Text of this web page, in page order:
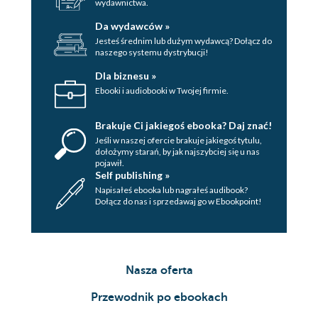
31 stycznia. Godzina 11.49 Wpis 39
1 lutego. Godzina 21.00 Wpis 41
2 lutego. Godzina 19.54 Wpis 42
3 lutego. Godzina 17.07 Wpis 43
6 lutego. Godzina 17.57 Wpis 44
7 lutego. Godzina 13.12 Wpis 45
9 lutego. Godzina 15.09 Wpis 48
10 lutego. Godzina 20.11 Wpis 49
wydawnictwa.
Da wydawców »
Jesteś średnim lub dużym wydawcą? Dołącz do
naszego systemu dystrybucji!
Dla biznesu »
Ebooki i audiobooki w Twojej firmie.
Brakuje Ci jakiegoś ebooka? Daj znać!
Jeśli w naszej ofercie brakuje jakiegoś tytulu,
dołożymy starań, by jak najszybciej się u nas
pojawił.
Self publishing »
Napisałeś ebooka lub nagrałeś audibook?
Dołącz do nas i sprzedawaj go w Ebookpoint!
Nasza oferta
Przewodnik po ebookach